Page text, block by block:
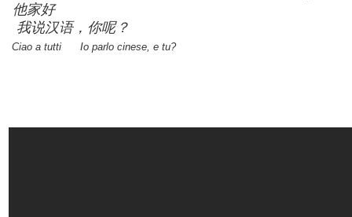
他家好
我说汉语，你呢？
Ciao a tutti Io parlo cinese, e tu?